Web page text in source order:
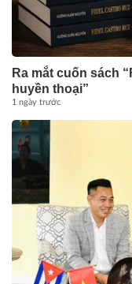
Ra mắt cuốn sách
huyền thoại”
1 ngày trước